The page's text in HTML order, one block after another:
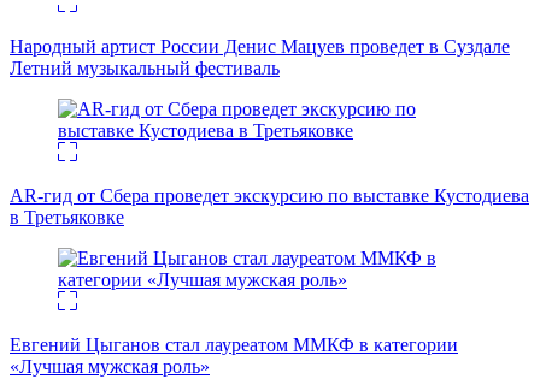
Народный артист России Денис Мацуев проведет в Суздале
Летний музыкальный фестиваль
AR-гид от Сбера проведет экскурсию по выставке Кустодиева
в Третьяковке
Евгений Цыганов стал лауреатом ММКФ в категории
«Лучшая мужская роль»